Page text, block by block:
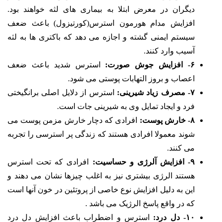
دیگران در معرض ابتلا به بیماری های لثه خواهند بود.
افزایش مدام هورمون استرس(کورتیزول) باعث ضعف
سیستم ایمنی گشته و اجازه می دهد که باکتری ها به لثه
آسیب وارد کنند.
۶- افزایش جوش صورت:
استرس شدید باعث ضعف
اعصاب و بروز التهابات پوستی می شود.
۷- مصرف زیاد شیرینی:
استرس از دلایل اصلی برانگیختی
فرد و ایجاد تمایل وی به شیرینی جات است.
۸- خارش پوست:
افرادی که دچار خارش مزمن پوست می
شوند معمولا افرادی هستند که زندگی پر استرسی را تجربه
می کنند.
۹- افزایش آلرژی و حساسیت:
افرادی که تحت استرس
هستند الرژی بیشتری نیز به اغلب چیزها نشان می دهند و
این به دلیل افزایش نوع خاصی از پروتئین در خون آنها است
که در واقع پاسخ الرژیک می باشد .
۱۰- دل درد:
استرس و اضطراب باعث افزایش دل درد